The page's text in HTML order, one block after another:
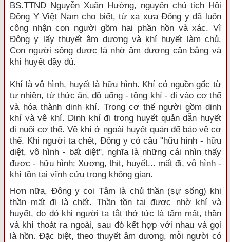
BS.TTND Nguyễn Xuân Hướng, nguyên chủ tịch Hội
Đông Y Việt Nam cho biết, từ xa xưa Đông y đã luôn
công nhận con người gồm hai phần hồn và xác. Vì
Đông y lấy thuyết âm dương và khí huyết làm chủ.
Con người sống được là nhờ âm dương cân bằng và
khí huyết đầy đủ.
Khí là vô hình, huyết là hữu hình. Khí có nguồn gốc từ
tự nhiên, từ thức ăn, đồ uống - tông khí - đi vào cơ thể
và hóa thành dinh khí. Trong cơ thể người gồm dinh
khí và vệ khí. Dinh khí đi trong huyết quản dẫn huyết
đi nuôi cơ thể. Vệ khí ở ngoài huyết quản để bảo vệ cơ
thể. Khi người ta chết, Đông y có câu "hữu hình - hữu
diệt, vô hình - bất diệt", nghĩa là những cái nhìn thấy
được - hữu hình: Xương, thịt, huyết... mất đi, vô hình -
khí tồn tại vĩnh cửu trong không gian.
Hơn nữa, Đông y coi Tâm là chủ thần (sự sống) khi
thần mất đi là chết. Thần tồn tại được nhờ khí và
huyết, do đó khi người ta tắt thở tức là tâm mất, thần
và khí thoát ra ngoài, sau đó kết hợp với nhau và gọi
là hồn. Đặc biệt, theo thuyết âm dương, mỗi người có